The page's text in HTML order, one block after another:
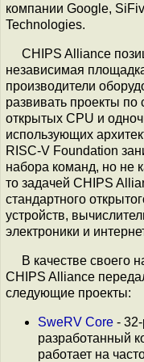
компании Google,
Technologies.
CHIPS Alliance
независимая
производители
развивать проекты
открытых CPU и
использующих
RISC-V Foundation
набора команд, но не
то задачей CHIPS
стандартного
устройств,
электроники и
В качестве своего
CHIPS Alliance
следующие проекты:
SweRV Core -
разработанный
работает на